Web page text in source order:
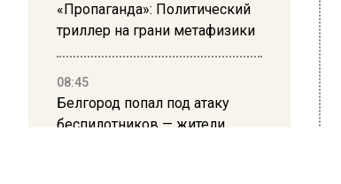
«Пропаганда»: Политический
триллер на грани метафизики
08:45
Белгород попал под атаку
беспилотников — жители